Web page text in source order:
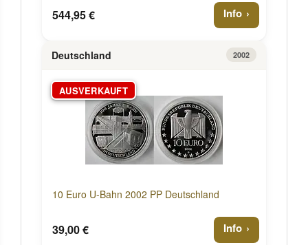
Granatapfel, eine Sekunde vor dem
Aufwachen" inkl. Originaletui und Zertifikat
544,95 € Info
Deutschland 2002
AUSVERKAUFT
10 Euro U-Bahn 2002 PP Deutschland
39,00 € Info